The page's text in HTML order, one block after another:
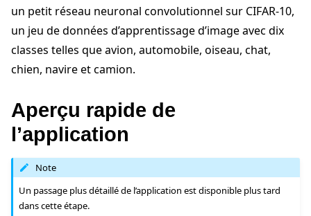
navigation of Reference
navigation of Contribuer
un petit réseau neuronal convolutionnel sur CIFAR-10,
un jeu de données d’apprentissage d’image avec dix
classes telles que avion, automobile, oiseau, chat,
chien, navire et camion.
Aperçu rapide de
l’application
Note
Un passage plus détaillé de l’application est disponible plus tard
dans cette étape.